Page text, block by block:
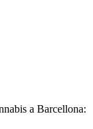
a Barcellona: